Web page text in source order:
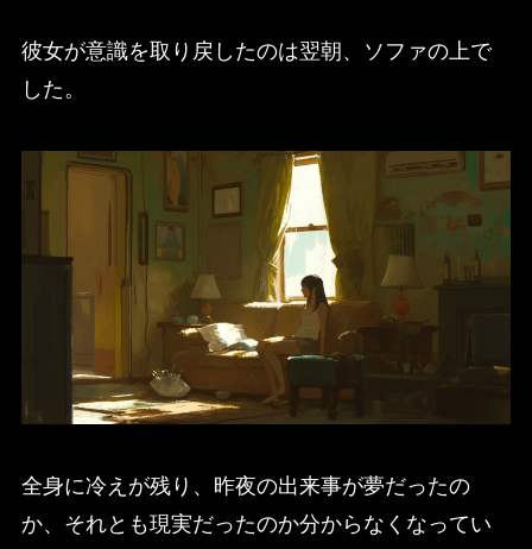
彼女が意識を取り戻したのは翌朝、ソファの上で
した。
全身に冷えが残り、昨夜の出来事が夢だったの
か、それとも現実だったのか分からなくなってい